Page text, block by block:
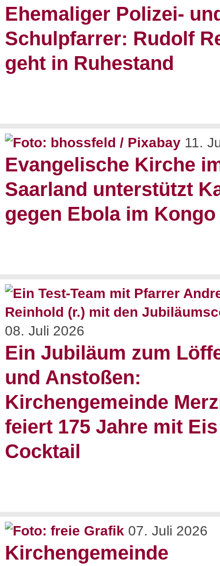
Ehemaliger Polizei-
Schulpfarrer: Rudolf
geht in Ruhestand
11.
Evangelische Kirche
Saarland unterstützt
gegen Ebola im Kongo
08. Juli 2026
Ein Jubiläum zum
und Anstoßen:
Kirchengemeinde
feiert 175 Jahre mit
Cocktail
07. Juli 2026
Kirchengemeinde